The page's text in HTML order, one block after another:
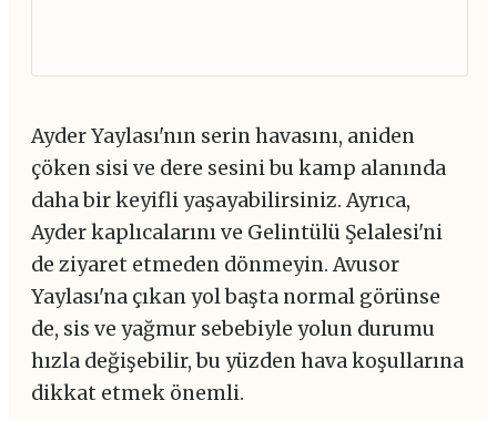
Ayder Yaylası'nın serin havasını, aniden
çöken sisi ve dere sesini bu kamp alanında
daha bir keyifli yaşayabilirsiniz. Ayrıca,
Ayder kaplıcalarını ve Gelintülü Şelalesi'ni
de ziyaret etmeden dönmeyin. Avusor
Yaylası'na çıkan yol başta normal görünse
de, sis ve yağmur sebebiyle yolun durumu
hızla değişebilir, bu yüzden hava koşullarına
dikkat etmek önemli.